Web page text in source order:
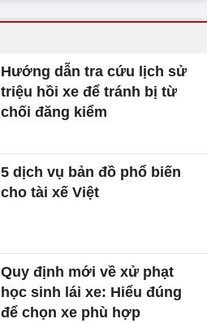
Hướng dẫn tra cứu lịch sử
triệu hồi xe để tránh bị từ
chối đăng kiểm
5 dịch vụ bản đồ phổ biến
cho tài xế Việt
Quy định mới về xử phạt
học sinh lái xe: Hiểu đúng
để chọn xe phù hợp